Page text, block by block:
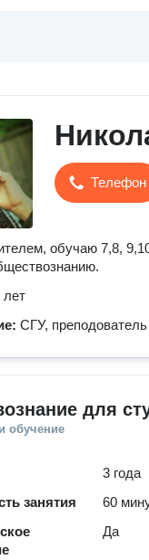
Телефон
обучаю 7,8,
лет
СГУ,
для
обучение
3 года
занятия
60
Да